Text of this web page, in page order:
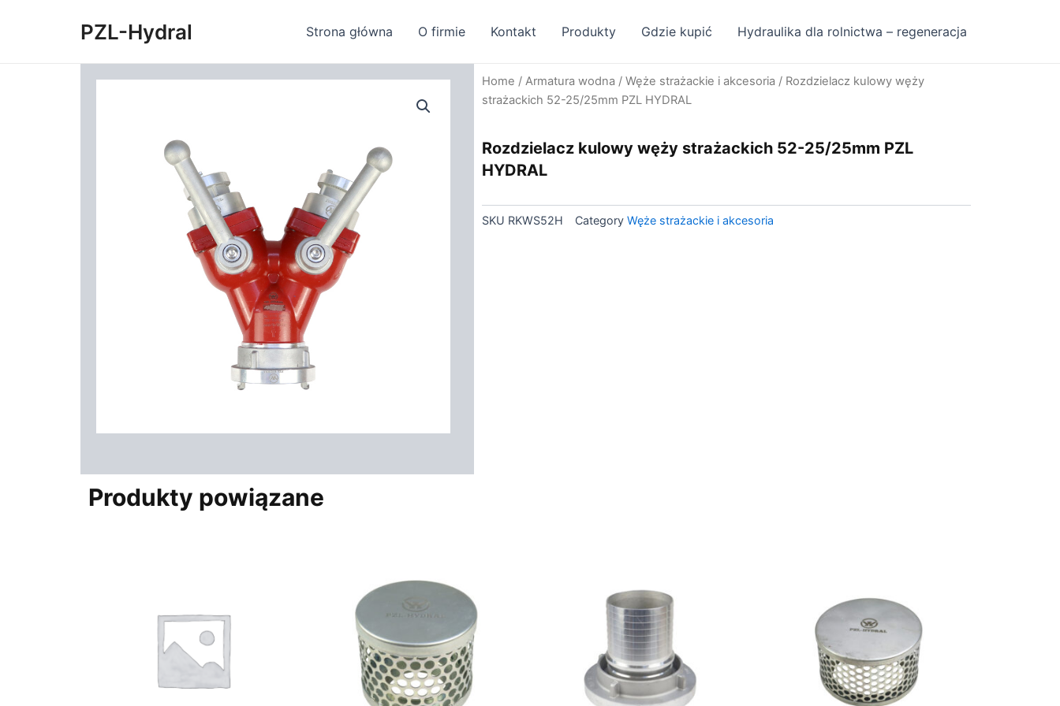
PZL-Hydral Strona główna O firmie Kontakt Produkty Gdzie kupić Hydraulika dla rolnictwa – regeneracja
Home / Armatura wodna / Węże strażackie i akcesoria / Rozdzielacz kulowy węży
strażackich 52-25/25mm PZL HYDRAL
Rozdzielacz kulowy węży strażackich 52-25/25mm PZL
HYDRAL
SKU RKWS52H Category Węże strażackie i akcesoria
Produkty powiązane